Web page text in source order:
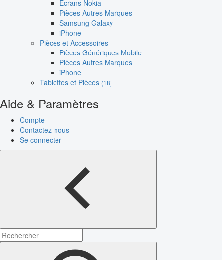
Écrans Nokia
Pièces Autres Marques
Samsung Galaxy
iPhone
Pièces et Accessoires
Pièces Génériques Mobile
Pièces Autres Marques
iPhone
Tablettes et Pièces (18)
Aide & Paramètres
Compte
Contactez-nous
Se connecter